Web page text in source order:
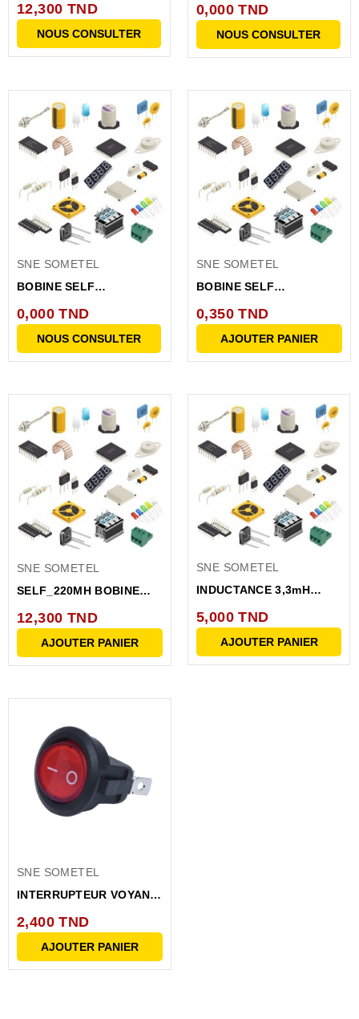
BOBINE...
12,300 TND
NOUS CONSULTER
BOBINE...
0,000 TND
NOUS CONSULTER
SNE SOMETEL
BOBINE SELF
0,000 TND
NOUS CONSULTER
SNE SOMETEL
BOBINE SELF
0,350 TND
AJOUTER PANIER
SNE SOMETEL
SELF_220MH BOBINE
220MH
12,300 TND
AJOUTER PANIER
SNE SOMETEL
INDUCTANCE 3,3mH
5,000 TND
AJOUTER PANIER
SNE SOMETEL
INTERRUPTEUR VOYANT
ROND...
2,400 TND
AJOUTER PANIER